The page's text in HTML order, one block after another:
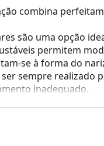
combina
são uma opção
permitem
se à forma do
sempre
inadequado.
seu estojo original.